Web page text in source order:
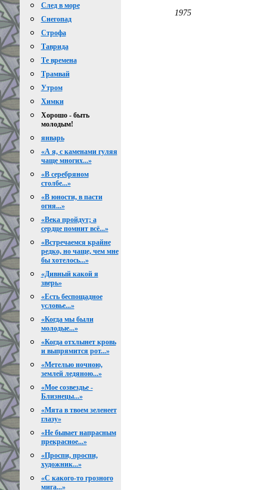
След в море
Снегопад
Строфа
Таврида
Те времена
Трамвай
Утром
Химки
Хорошо - быть
молодым!
январь
«А я, с каменами гуляя
чаще многих...»
«В серебряном
столбе...»
«В юности, в пасти
огня...»
«Века пройдут; а
сердце помнит всё...»
«Встречаемся крайне
редко, но чаще, чем мне
бы хотелось...»
«Дивный какой я
зверь»
«Есть беспощадное
условье...»
«Когда мы были
молодые...»
«Когда отхлынет кровь
и выпрямится рот...»
«Метелью ночною,
землей ледяною...»
«Мое созвездье -
Близнецы...»
«Мята в твоем зеленеет
глазу»
«Не бывает напрасным
прекрасное...»
«Проспи, проспи,
художник...»
«С какого-то грозного
мига...»
1975